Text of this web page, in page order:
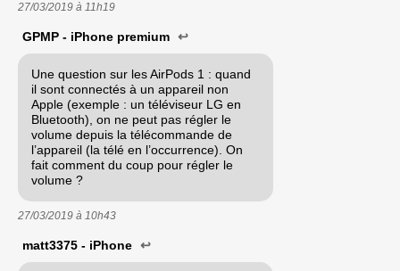
27/03/2019 à 11h19
GPMP - iPhone premium ↩
Une question sur les AirPods 1 : quand
il sont connectés à un appareil non
Apple (exemple : un téléviseur LG en
Bluetooth), on ne peut pas régler le
volume depuis la télécommande de
l’appareil (la télé en l’occurrence). On
fait comment du coup pour régler le
volume ?
27/03/2019 à 10h43
matt3375 - iPhone ↩